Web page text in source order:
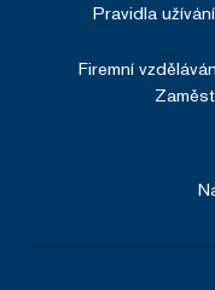
Pravidla
Firemní